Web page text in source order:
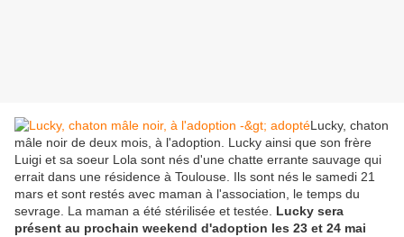
Lucky, chaton
mâle noir de deux mois, à l'adoption. Lucky ainsi que son frère
Luigi et sa soeur Lola sont nés d'une chatte errante sauvage qui
errait dans une résidence à Toulouse. Ils sont nés le samedi 21
mars et sont restés avec maman à l'association, le temps du
sevrage. La maman a été stérilisée et testée. Lucky sera
présent au prochain weekend d'adoption les 23 et 24 mai